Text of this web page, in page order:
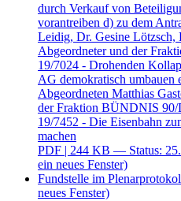
durch Verkauf von
vorantreiben d) zu dem
Leidig, Dr. Gesine Lötzsch,
Abgeordneter und der
19/7024 - Drohenden
AG demokratisch umbauen
Abgeordneten Matthias
der Fraktion BÜNDNIS
19/7452 - Die Eisenbahn
machen
PDF | 244 KB — Status:
ein neues Fenster)
Fundstelle im
neues Fenster)